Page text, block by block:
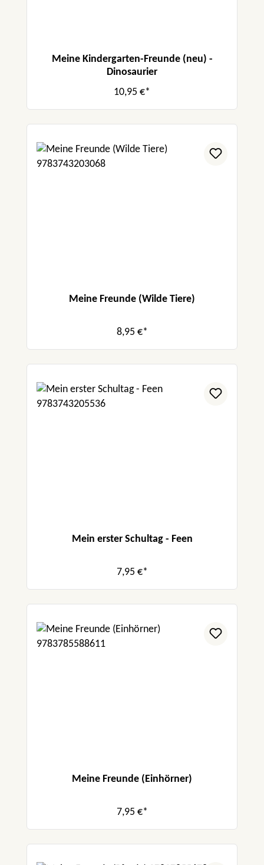
Meine Kindergarten-Freunde (neu) -
Dinosaurier
10,95 €*
Meine Freunde (Wilde Tiere)
8,95 €*
Mein erster Schultag - Feen
7,95 €*
Meine Freunde (Einhörner)
7,95 €*